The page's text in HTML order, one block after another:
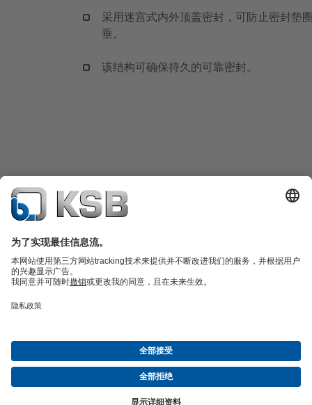
采用迷宫式内外顶盖密封，可防止密封垫
垂。
该结构可确保持久的可靠密封。
产品目录备件凯士比技术服务购物车软件与技术知识
建筑技术
新闻社交媒体